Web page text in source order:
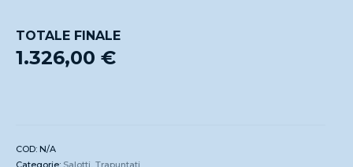
TOTALE FINALE
1.326,00 €
COD: N/A
Categorie: Salotti Trapuntati